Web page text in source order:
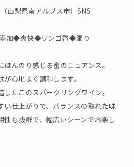
山梨県南アルプス市）SNS
加◆爽快◆リンゴ香◆濁り
んのり感じる蜜のニュアンス。
心地よく調和します。
たこのスパークリングワイン。
い仕上がりで、バランスの取れた味
性も抜群で、幅広いシーンでお楽し